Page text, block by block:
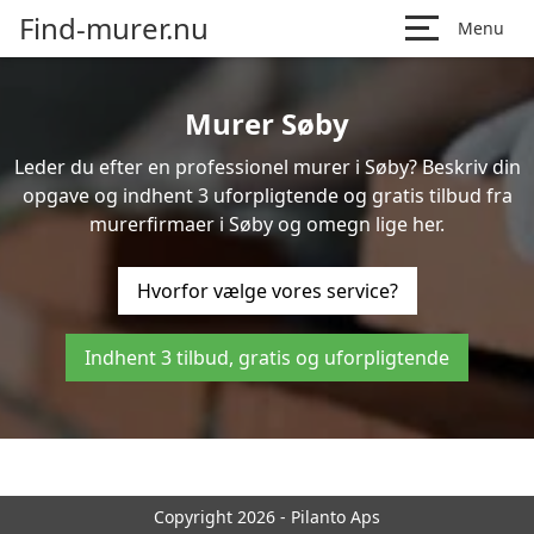
Find-murer.nu Menu
Murer Søby
Leder du efter en professionel murer i Søby? Beskriv din
opgave og indhent 3 uforpligtende og gratis tilbud fra
murerfirmaer i Søby og omegn lige her.
Hvorfor vælge vores service?
Indhent 3 tilbud, gratis og uforpligtende
Copyright 2026 - Pilanto Aps